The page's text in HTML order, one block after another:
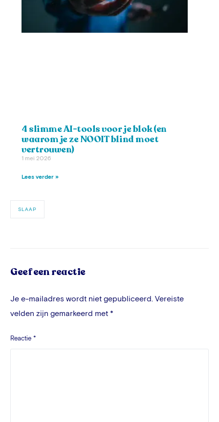
4 slimme AI-tools voor je blok (en
waarom je ze NOOIT blind moet
vertrouwen)
1 mei 2026
Lees verder »
SLAAP
Geef een reactie
Je e-mailadres wordt niet gepubliceerd. Vereiste
velden zijn gemarkeerd met *
Reactie *